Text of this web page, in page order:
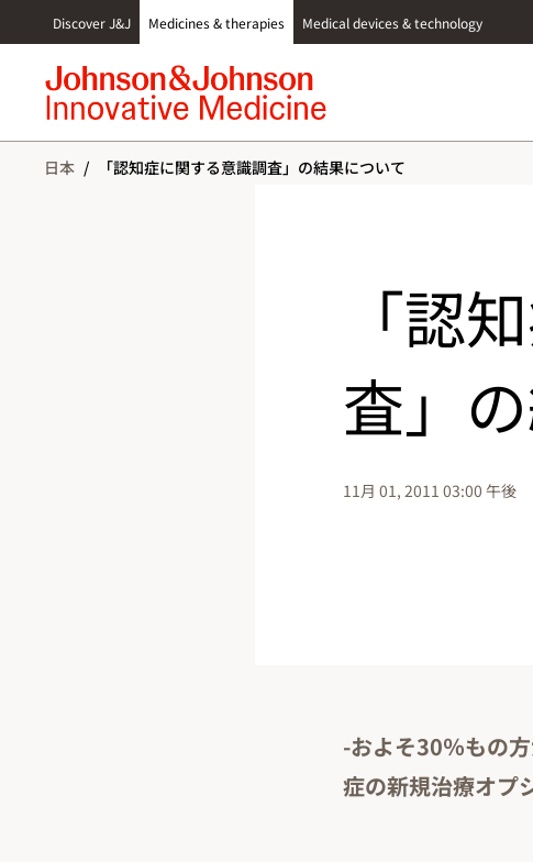
c
Discover J&J Medicines & therapies Medical devices & technology
日本 / 「認知症に関する意識調査」の結果について
「認
査」
11月 01, 2011 03:00 午後
-およそ30％もの
症の新規治療オプ